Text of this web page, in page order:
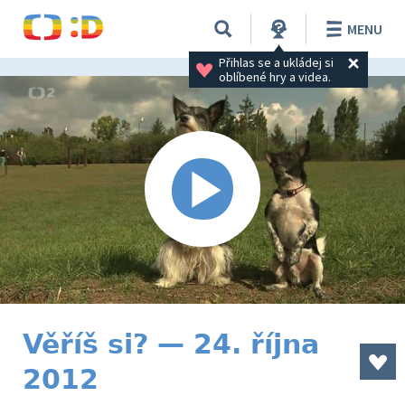
Přihlas se a ukládej si
oblíbené hry a videa.
MENU
Věříš si? — 24. října
2012